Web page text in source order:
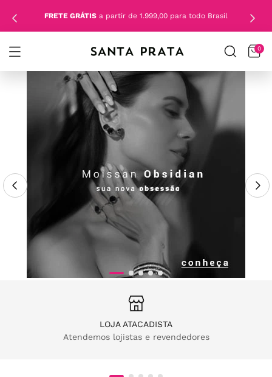
FRETE GRÁTIS a partir de 1.999,00 para todo Brasil
0
LOJA ATACADISTA
Atendemos lojistas e revendedores